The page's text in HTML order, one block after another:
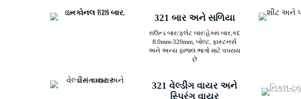
321 બાર અને સળિયા
રાઉન્ડ બાર/ફ્લેટ બાર/હેક્સ બાર,કદ
8.0mm-320mm, બોલ્ટ, ફાસ્ટનર્સ
અને અન્ય ફાજલ ભાગો માટે વપરાય
છે
321 વેલ્ડીંગ વાયર અને
સ્પ્રિંગ વાયર